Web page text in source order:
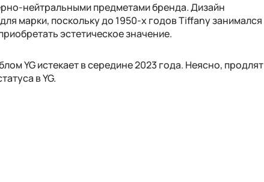
нейтральными предметами бренда. Дизайн
марки, поскольку до 1950-х годов Tiffany занимался
эстетическое значение.
YG истекает в середине 2023 года. Неясно, продлят
в YG.